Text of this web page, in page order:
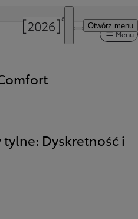
Otwórz menu
zmieniona na 191 900 zł.
Menu
tylne: Dyskretność i